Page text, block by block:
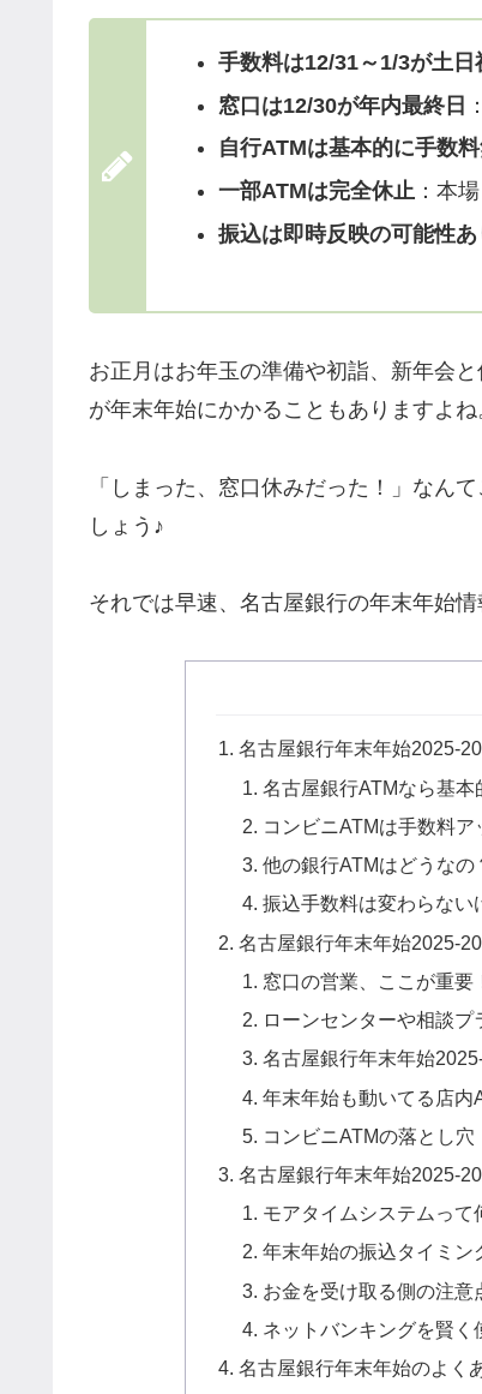
手数料は12/31～1/3が土日
窓口は12/30が年内最終日
自行ATMは基本的に手数
一部ATMは完全休止 ：本
振込は即時反映の可能性あ
お正月はお年玉の準備や初詣、新年会
が年末年始にかかることもありますよね
「しまった、窓口休みだった！」なん
しょう♪
それでは早速、名古屋銀行の年末年始
名古屋銀行年末年始2025-
名古屋銀行ATMなら基本
コンビニATMは手数料ア
他の銀行ATMはどうなの
振込手数料は変わらな
名古屋銀行年末年始2025-
窓口の営業、ここが重要
ローンセンターや相談プ
名古屋銀行年末年始
年末年始も動いてる店内
コンビニATMの落とし穴
名古屋銀行年末年始2025-
モアタイムシステムって
年末年始の振込タイミン
お金を受け取る側の注意
ネットバンキングを賢く
名古屋銀行年末年始のよく